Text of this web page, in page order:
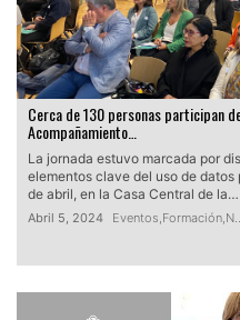
Cerca de 130 personas participan
Acompañamiento…
La jornada estuvo marcada por
elementos clave del uso de
de abril, en la Casa Central de la…
Abril 5, 2024 Eventos,Formación,Noticias